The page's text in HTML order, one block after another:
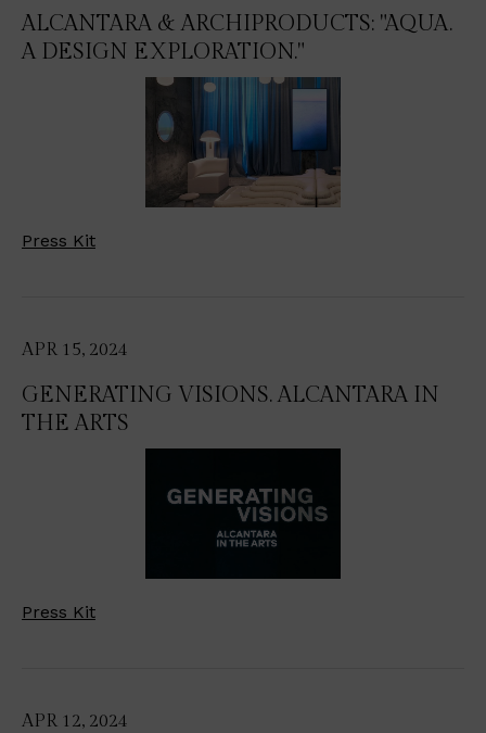
ALCANTARA & ARCHIPRODUCTS: "AQUA.
A DESIGN EXPLORATION."
Press Kit
APR 15, 2024
GENERATING VISIONS. ALCANTARA IN
THE ARTS
Press Kit
APR 12, 2024